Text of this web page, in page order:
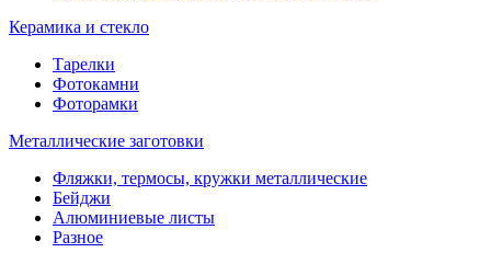
Керамика и стекло
Тарелки
Фотокамни
Фоторамки
Металлические заготовки
Фляжки, термосы, кружки металлические
Бейджи
Алюминиевые листы
Разное